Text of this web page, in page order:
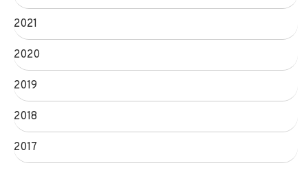
2021
2020
2019
2018
2017